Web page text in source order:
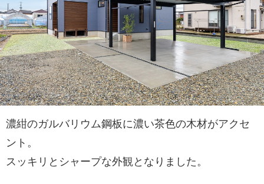
濃紺のガルバリウム鋼板に濃い茶色の木材がアクセ
ント。
スッキリとシャープな外観となりました。